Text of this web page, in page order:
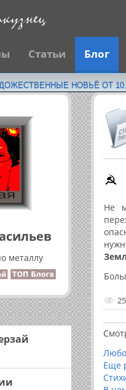
Статьи Блог
НОВЬЁ ОТ
металлу
Не
Еще